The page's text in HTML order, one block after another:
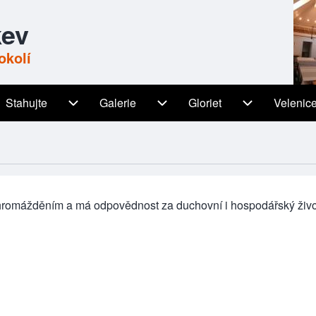
Stahujte Galerie Gloriet
a má odpovědnost za duchovní i hospodářský